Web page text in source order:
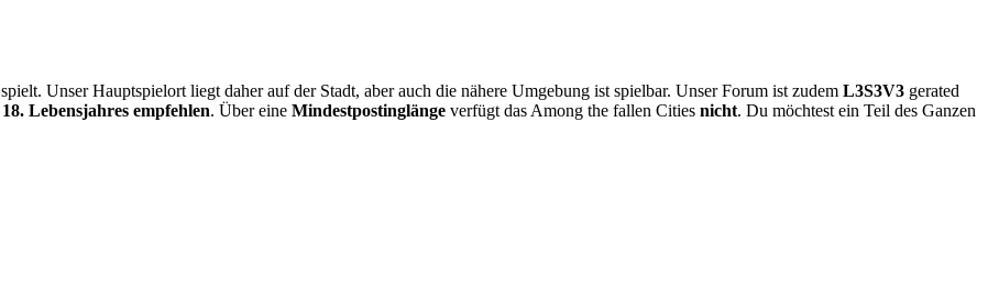
spielt. Unser Hauptspielort liegt daher auf der Stadt, aber auch die nähere Umgebung ist spielbar. Unser Forum ist zudem L3S3V3 gerated
18. Lebensjahres empfehlen. Über eine Mindestpostinglänge verfügt das Among the fallen Cities nicht. Du möchtest ein Teil des Ganzen